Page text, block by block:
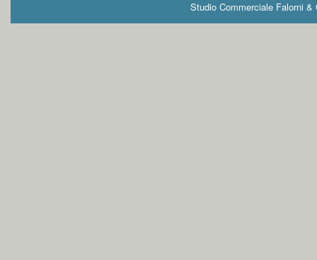
Studio Commerciale Falorni